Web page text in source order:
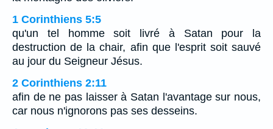
1 Corinthiens 5:5
qu'un tel homme soit livré à Satan pour la
destruction de la chair, afin que l'esprit soit sauvé
au jour du Seigneur Jésus.
2 Corinthiens 2:11
afin de ne pas laisser à Satan l'avantage sur nous,
car nous n'ignorons pas ses desseins.